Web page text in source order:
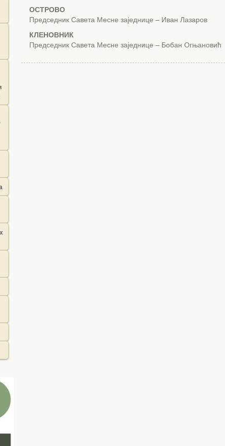
ОСТРОВО
Председник Савета Месне заједнице – Иван Лазаров
КЛЕНОВНИК
Председник Савета Месне заједнице – Бобан Огњановић